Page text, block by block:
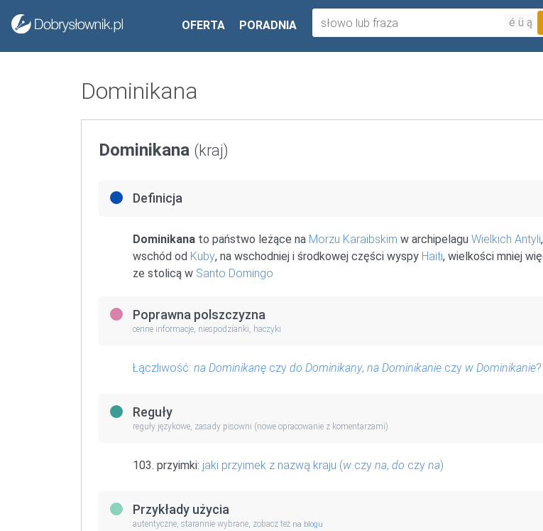
OFERTA PORADNIA é ü ą
Dominikana
Dominikana (kraj)
Definicja
Dominikana to państwo leżące na Morzu Karaibskim w archipelagu Wielkich Antyli
wschód od Kuby, na wschodniej i środkowej części wyspy Haiti, wielkości mniej
ze stolicą w Santo Domingo
Poprawna polszczyzna
cenne informacje, niespodzianki, haczyki
Łączliwość: na Dominikanę czy do Dominikany, na Dominikanie czy w Dominikanie?
Reguły
reguły językowe, zasady pisowni (nowe opracowanie z komentarzami)
103. przyimki: jaki przyimek z nazwą kraju (w czy na, do czy na)
Przykłady użycia
autentyczne, starannie wybrane, zobacz też na blogu